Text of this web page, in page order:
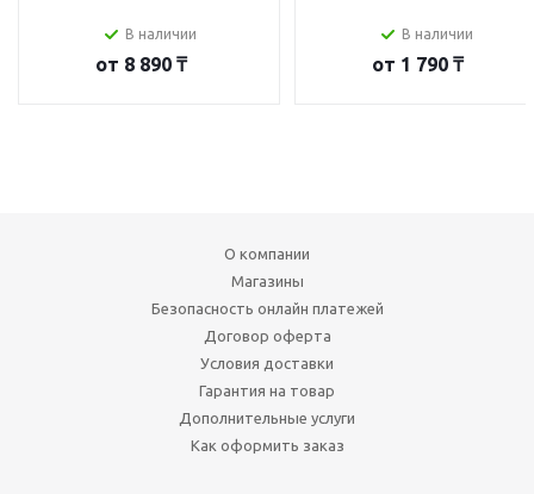
В наличии
от 8 890 ₸
В наличии
от 1 790 ₸
О компании
Магазины
Безопасность онлайн платежей
Договор оферта
Условия доставки
Гарантия на товар
Дополнительные услуги
Как оформить заказ